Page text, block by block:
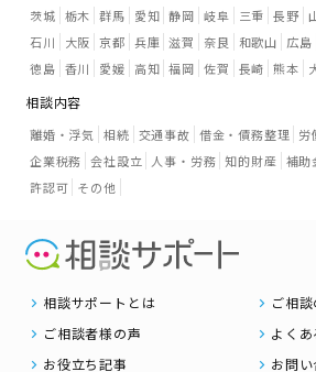
茨城 栃木 群馬 愛知 静岡 岐阜 三重 長野
石川
大阪 京都 兵庫 滋賀 奈良 和歌山 広島
徳島 香川 愛媛 高知 福岡 佐賀 長崎 熊本
相談内容
離婚・浮気 相続 交通事故 借金・債務整理 労
企業税務 会社設立 人事・労務 知的財産 補助
許認可 その他
相談サポートとは
ご相
ご相談者様の声
よく
お役立ち記事
お問